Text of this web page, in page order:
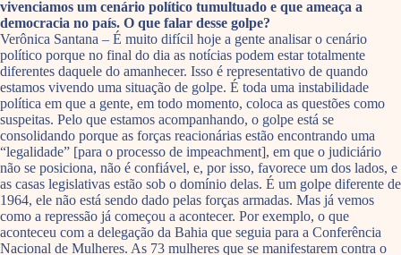
vivenciamos um cenário político tumultuado e que ameaça a
democracia no país. O que falar desse golpe?
Verônica Santana – É muito difícil hoje a gente analisar o cenário
político porque no final do dia as notícias podem estar totalmente
diferentes daquele do amanhecer. Isso é representativo de quando
estamos vivendo uma situação de golpe. É toda uma instabilidade
política em que a gente, em todo momento, coloca as questões como
suspeitas. Pelo que estamos acompanhando, o golpe está se
consolidando porque as forças reacionárias estão encontrando uma
“legalidade” [para o processo de impeachment], em que o judiciário
não se posiciona, não é confiável, e, por isso, favorece um dos lados, e
as casas legislativas estão sob o domínio delas. É um golpe diferente de
1964, ele não está sendo dado pelas forças armadas. Mas já vemos
como a repressão já começou a acontecer. Por exemplo, o que
aconteceu com a delegação da Bahia que seguia para a Conferência
Nacional de Mulheres. As 73 mulheres que se manifestarem contra o